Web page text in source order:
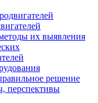
их выявления
решение
перспективы